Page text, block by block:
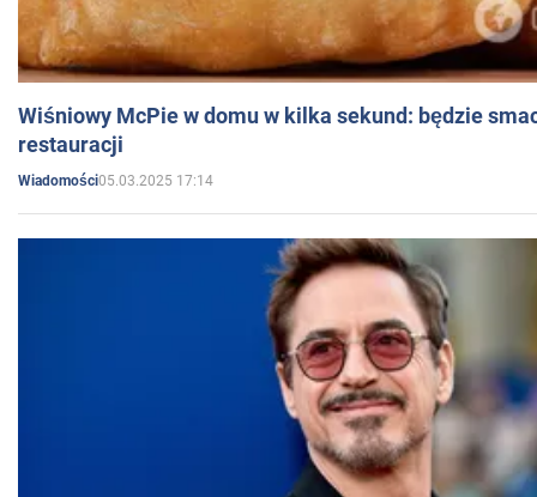
Wiśniowy McPie w domu w kilka sekund: będzie
restauracji
Wiadomości05.03.2025 17:14